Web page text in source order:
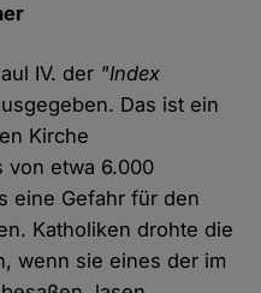
IV. der "Index
Das ist ein
Kirche
von etwa 6.000
eine Gefahr für den
Katholiken drohte die
wenn sie eines der im